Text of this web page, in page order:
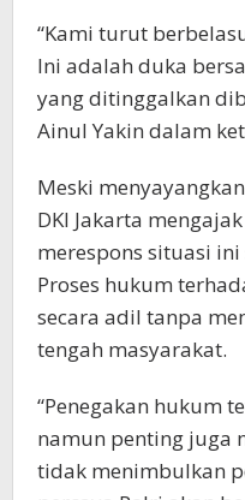
“Kami turut
Ini adalah duka
yang ditinggalkan
Ainul Yakin dalam
Meski
DKI Jakarta
merespons situasi
Proses hukum
secara adil tanpa
tengah masyarakat.
“Penegakan hukum
namun penting juga
tidak menimbulkan